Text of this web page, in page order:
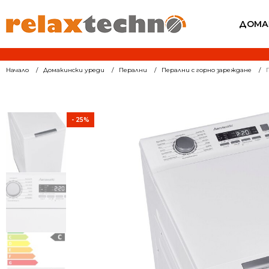
Начало Домакински уреди Перални Перални с горно зареждане
- 25%